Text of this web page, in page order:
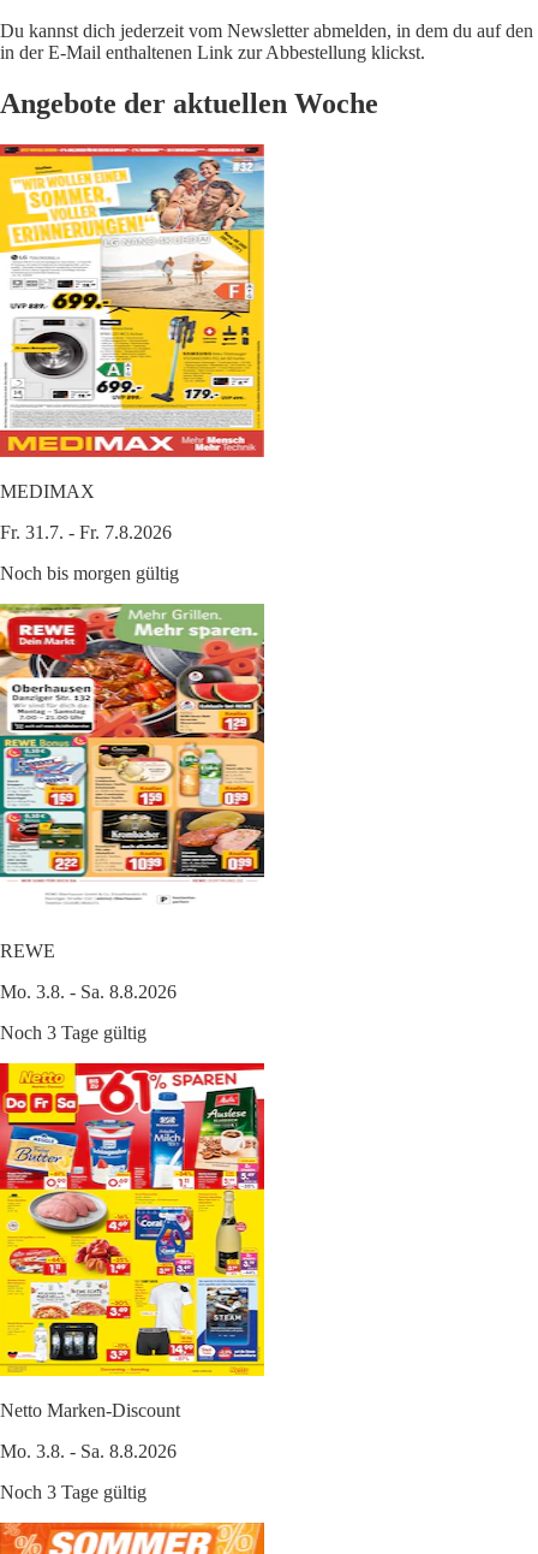
Du kannst dich jederzeit vom Newsletter abmelden, in dem du auf den
in der E-Mail enthaltenen Link zur Abbestellung klickst.
Angebote der aktuellen Woche
MEDIMAX
Fr. 31.7. - Fr. 7.8.2026
Noch bis morgen gültig
REWE
Mo. 3.8. - Sa. 8.8.2026
Noch 3 Tage gültig
Netto Marken-Discount
Mo. 3.8. - Sa. 8.8.2026
Noch 3 Tage gültig